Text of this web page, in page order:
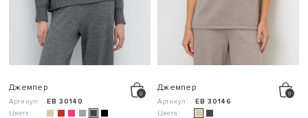
Джемпер
Артикул:
ЕВ 30140
Цвета:
Джемпер
Артикул:
ЕВ 30146
Цвета: